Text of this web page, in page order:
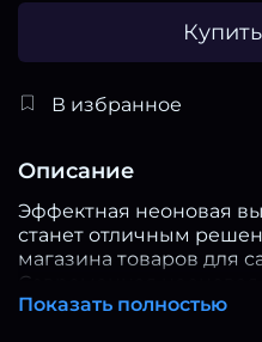
В избранное
Описание
Эффектная неоновая
станет отличным
магазина товаров для
Современная неоновая
обеспечивает
Показать полностью